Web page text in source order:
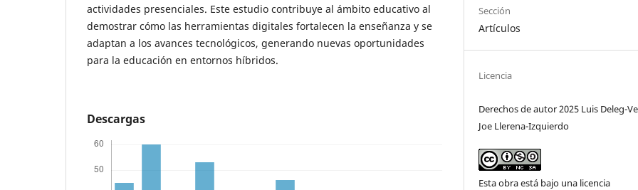
actividades presenciales. Este estudio contribuye al ámbito educativo al
demostrar cómo las herramientas digitales fortalecen la enseñanza y se
adaptan a los avances tecnológicos, generando nuevas oportunidades
para la educación en entornos híbridos.
Descargas
Sección
Artículos
Licencia
Derechos de autor 2025 Luis Deleg-
Joe Llerena-Izquierdo
Esta obra está bajo una licencia